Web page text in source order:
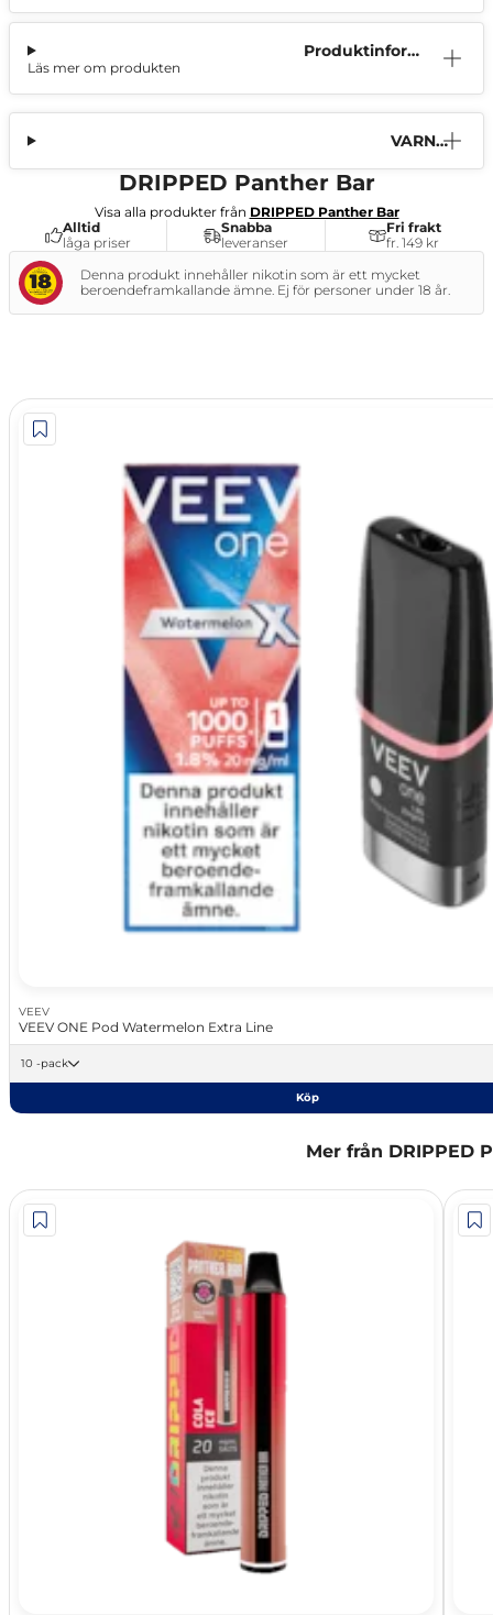
Produktinform
Läs mer om produkten
VARNI
DRIPPED Panther Bar
Visa alla produkter från DRIPPED Panther Bar
Alltid
låga priser
Snabba
leveranser
Fri frakt
fr. 149 kr
Denna produkt innehåller nikotin som är ett mycket
beroendeframkallande ämne. Ej för personer under 18 år.
VEEV
VEEV ONE Pod Watermelon Extra Line
10 -pack
Köp
Mer från DRIPPED